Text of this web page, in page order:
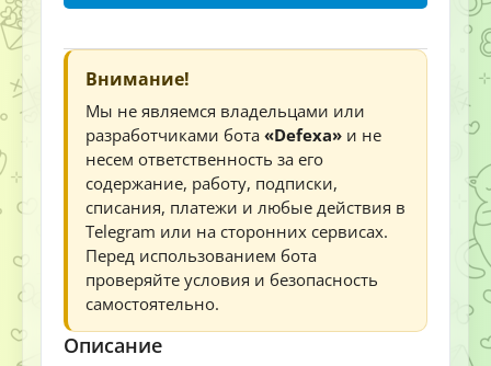
Внимание!
Мы не являемся владельцами или
разработчиками бота «Defexa» и не
несем ответственность за его
содержание, работу, подписки,
списания, платежи и любые действия в
Telegram или на сторонних сервисах.
Перед использованием бота
проверяйте условия и безопасность
самостоятельно.
Описание